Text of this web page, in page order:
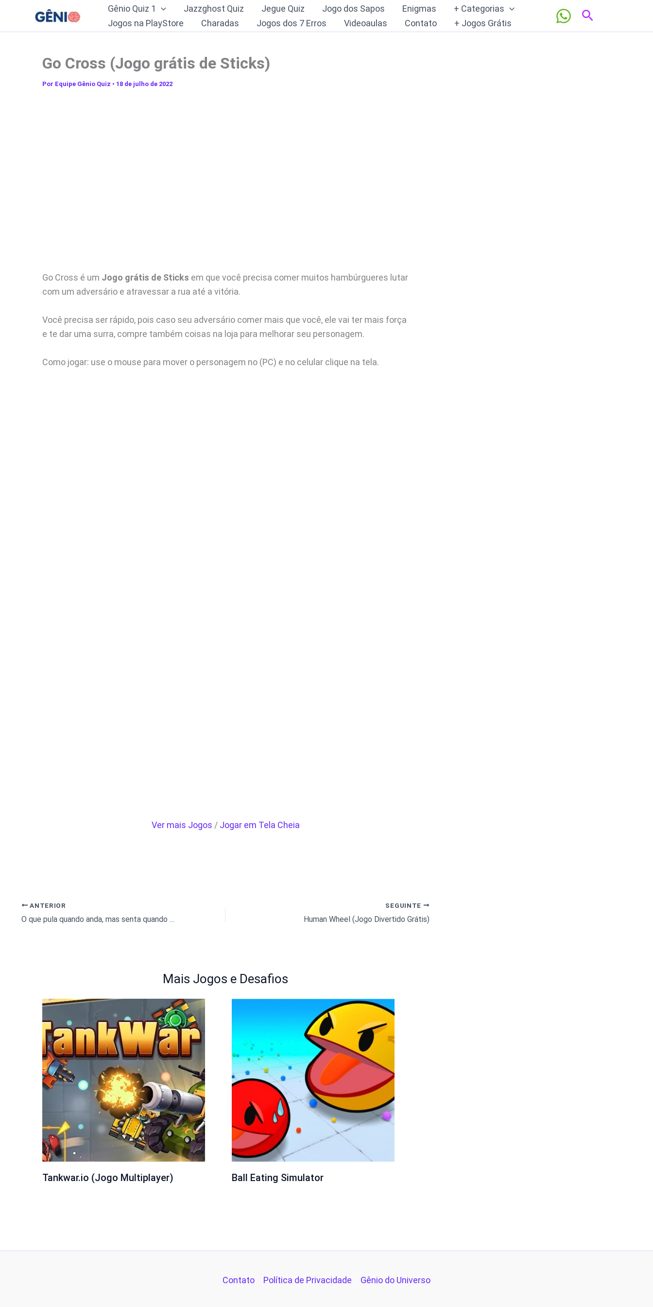
o
Gênio Quiz 1 Jazzghost Quiz Jegue Quiz Jogo dos Sapos Enigmas
+ Categorias
Jogos na PlayStore
Charadas Jogos dos 7 Erros Videoaulas Contato + Jogos Grátis
Pesquisar
Go Cross (Jogo grátis de Sticks)
Por Equipe Gênio Quiz • 18 de julho de 2022
Go Cross é um Jogo grátis de Sticks em que você precisa comer muitos hambúrgueres lutar
com um adversário e atravessar a rua até a vitória.
Você precisa ser rápido, pois caso seu adversário comer mais que você, ele vai ter mais força
e te dar uma surra, compre também coisas na loja para melhorar seu personagem.
Como jogar: use o mouse para mover o personagem no (PC) e no celular clique na tela.
Ver mais Jogos / Jogar em Tela Cheia
ANTERIOR
O que pula quando anda, mas senta quando fica em pé?
SEGUINTE
Human Wheel (Jogo Divertido Grátis)
Mais Jogos e Desafios
Tankwar.io (Jogo Multiplayer) Ball Eating Simulator
Contato Política de Privacidade Gênio do Universo